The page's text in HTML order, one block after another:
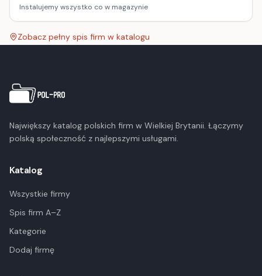
Instalujemy wszystko co w magazynie
Zobacz pełny spis firm w katalogu
Największy katalog polskich firm w Wielkiej Brytanii. Łączymy
polską społeczność z najlepszymi usługami.
Katalog
Wszystkie firmy
Spis firm A–Z
Kategorie
Dodaj firmę